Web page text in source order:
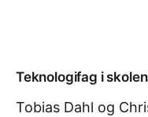
Teknologifag i skolen
Tobias Dahl og